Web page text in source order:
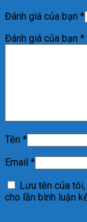
Đánh giá của bạn *
Đánh giá của bạn *
Tên *
Email *
Lưu tên của
cho lần bình luận